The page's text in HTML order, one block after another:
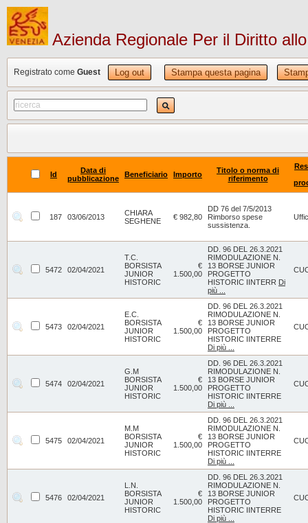
Azienda Regionale Per il Diritto
Registrato come Guest Log out Stampa questa pagina
Id
Data di
pubblicazione
Beneficiario Importo
Titolo o norma di
riferimento
187 03/06/2013
CHIARA
SEGHENE
€ 982,80
DD 76 del 7/5/2013
Rimborso spese
sussistenza.
5472 02/04/2021
T.C.
BORSISTA
JUNIOR
HISTORIC
€
1.500,00
DD. 96 DEL 26.3.2021
RIMODULAZIONE N.
13 BORSE JUNIOR
PROGETTO
HISTORIC IINTERR Di
più ...
5473 02/04/2021
E.C.
BORSISTA
JUNIOR
HISTORIC
€
1.500,00
DD. 96 DEL 26.3.2021
RIMODULAZIONE N.
13 BORSE JUNIOR
PROGETTO
HISTORIC IINTERRE
Di più ...
5474 02/04/2021
G.M
BORSISTA
JUNIOR
HISTORIC
€
1.500,00
DD. 96 DEL 26.3.2021
RIMODULAZIONE N.
13 BORSE JUNIOR
PROGETTO
HISTORIC IINTERRE
Di più ...
5475 02/04/2021
M.M
BORSISTA
JUNIOR
HISTORIC
€
1.500,00
DD. 96 DEL 26.3.2021
RIMODULAZIONE N.
13 BORSE JUNIOR
PROGETTO
HISTORIC IINTERRE
Di più ...
5476 02/04/2021
L.N.
BORSISTA
JUNIOR
HISTORIC
€
1.500,00
DD. 96 DEL 26.3.2021
RIMODULAZIONE N.
13 BORSE JUNIOR
PROGETTO
HISTORIC IINTERRE
Di più ...